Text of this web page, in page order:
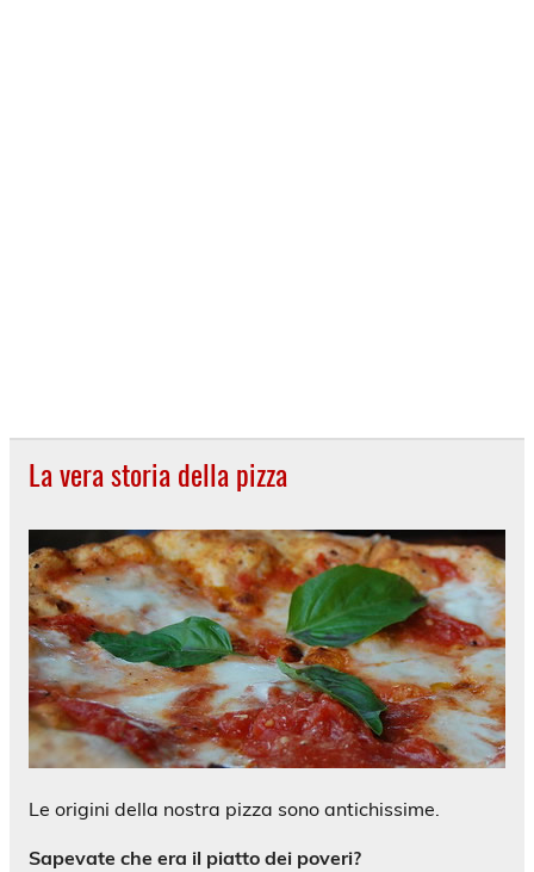
La vera storia della pizza
Le origini della nostra pizza sono antichissime.
Sapevate che era il piatto dei poveri?